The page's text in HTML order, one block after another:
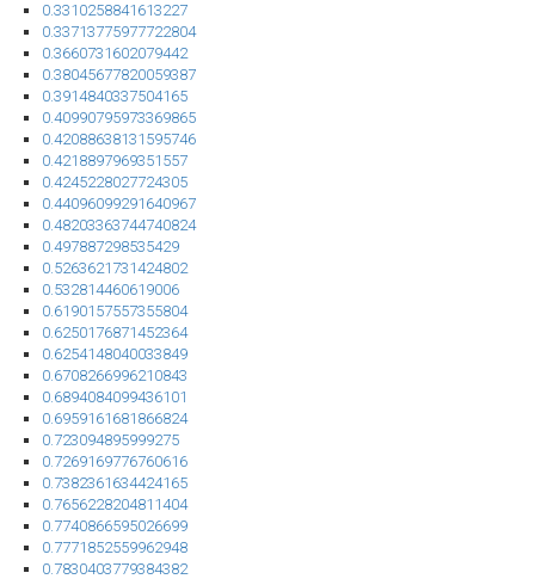
0.3310258841613227
0.33713775977722804
0.3660731602079442
0.38045677820059387
0.3914840337504165
0.40990795973369865
0.42088638131595746
0.4218897969351557
0.4245228027724305
0.44096099291640967
0.48203363744740824
0.497887298535429
0.5263621731424802
0.532814460619006
0.6190157557355804
0.6250176871452364
0.6254148040033849
0.6708266996210843
0.6894084099436101
0.6959161681866824
0.723094895999275
0.7269169776760616
0.7382361634424165
0.7656228204811404
0.7740866595026699
0.7771852559962948
0.7830403779384382